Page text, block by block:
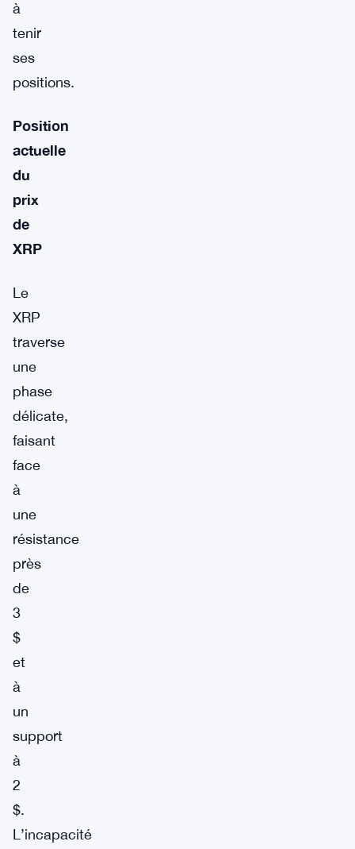
à
tenir
ses
positions.
Position
actuelle
du
prix
de
XRP
Le
XRP
traverse
une
phase
délicate,
faisant
face
à
une
résistance
près
de
3
$
et
à
un
support
à
2
$.
L’incapacité